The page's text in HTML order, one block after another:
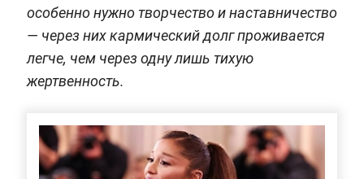
особенно нужно творчество и наставничество
— через них кармический долг проживается
легче, чем через одну лишь тихую
жертвенность.